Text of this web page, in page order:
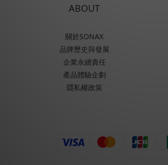
ABOUT
關於SONAX
品牌歷史與發展
企業永續責任
產品體驗企劃
隱私權政策